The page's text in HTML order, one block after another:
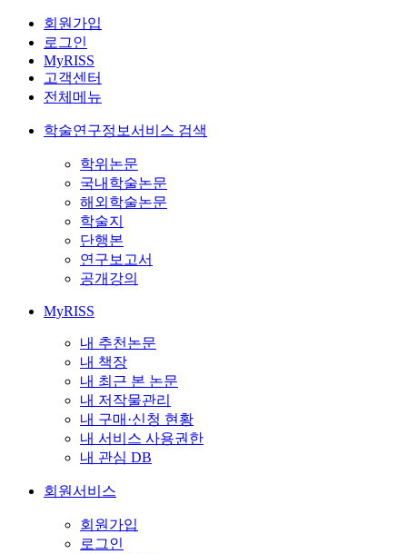
회원가입
로그인
MyRISS
고객센터
전체메뉴
학술연구정보서비스 검색
학위논문
국내학술논문
해외학술논문
학술지
단행본
연구보고서
공개강의
MyRISS
내 추천논문
내 책장
내 최근 본 논문
내 저작물관리
내 구매·신청 현황
내 서비스 사용권한
내 관심 DB
회원서비스
회원가입
로그인